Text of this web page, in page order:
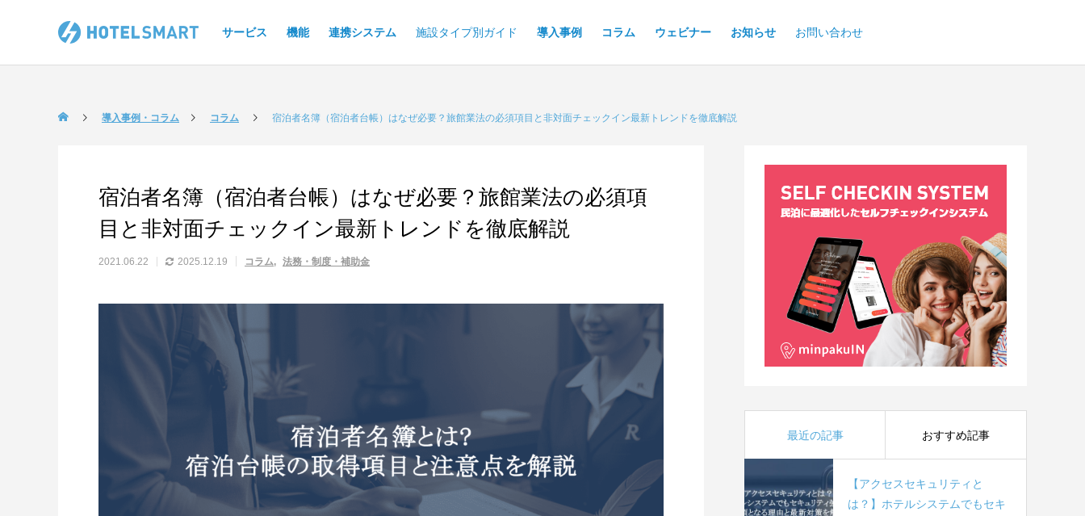
サービス 機能 連携システム 施設タイプ別ガイド 導入事例 コラム ウェビナー お知らせ お問い合わせ
導入事例・コラム コラム 宿泊者名簿（宿泊者台帳）はなぜ必要？旅館業法の必須項目と非対面チェックイン最新トレンドを徹底解説
宿泊者名簿（宿泊者台帳）はなぜ必要？旅館業法の必須項
目と非対面チェックイン最新トレンドを徹底解説
2021.06.22 2025.12.19 コラム 法務・制度・補助金
最近の記事 おすすめ記事
【アクセスセキュリティと
は？】ホテルシステムでもセキ